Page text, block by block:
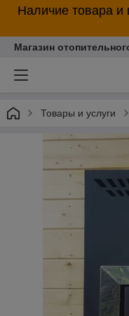
Наличие товара и
Магазин
Товары и услуги